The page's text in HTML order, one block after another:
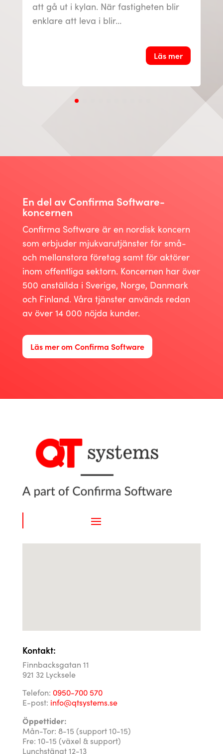
att gå ut i kylan. När fastigheten blir
enklare att leva i blir…
Läs mer
En del av Confirma Software-
koncernen
Confirma Software är en nordisk koncern
som erbjuder mjukvarutjänster för små-
och mellanstora företag samt för aktörer
inom offentliga sektorn. Koncernen har över
500 anställda i Sverige, Norge, Danmark
och Finland. Våra tjänster används redan
av över 14 000 nöjda kunder.
Läs mer om Confirma Software
Kontakt:
Finnbacksgatan 11
921 32 Lycksele
Telefon: 0950-700 570
E-post: info@qtsystems.se
Öppettider:
Mån-Tor: 8-15 (support 10-15)
Fre: 10-15 (växel & support)
Lunchstängt 12-13